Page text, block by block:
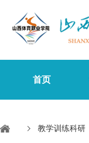
首页
教学训练科研